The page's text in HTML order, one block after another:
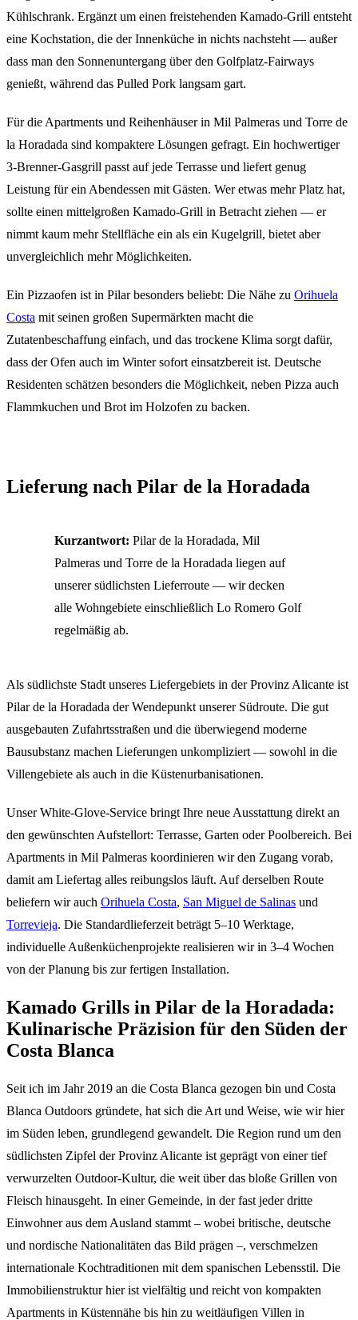
Kühlschrank. Ergänzt um einen freistehenden Kamado-Grill entsteht
eine Kochstation, die der Innenküche in nichts nachsteht — außer
dass man den Sonnenuntergang über den Golfplatz-Fairways
genießt, während das Pulled Pork langsam gart.
Für die Apartments und Reihenhäuser in Mil Palmeras und Torre de
la Horadada sind kompaktere Lösungen gefragt. Ein hochwertiger
3-Brenner-Gasgrill passt auf jede Terrasse und liefert genug
Leistung für ein Abendessen mit Gästen. Wer etwas mehr Platz hat,
sollte einen mittelgroßen Kamado-Grill in Betracht ziehen — er
nimmt kaum mehr Stellfläche ein als ein Kugelgrill, bietet aber
unvergleichlich mehr Möglichkeiten.
Ein Pizzaofen ist in Pilar besonders beliebt: Die Nähe zu Orihuela
Costa mit seinen großen Supermärkten macht die
Zutatenbeschaffung einfach, und das trockene Klima sorgt dafür,
dass der Ofen auch im Winter sofort einsatzbereit ist. Deutsche
Residenten schätzen besonders die Möglichkeit, neben Pizza auch
Flammkuchen und Brot im Holzofen zu backen.
Lieferung nach Pilar de la Horadada
Kurzantwort: Pilar de la Horadada, Mil
Palmeras und Torre de la Horadada liegen auf
unserer südlichsten Lieferroute — wir decken
alle Wohngebiete einschließlich Lo Romero Golf
regelmäßig ab.
Als südlichste Stadt unseres Liefergebiets in der Provinz Alicante ist
Pilar de la Horadada der Wendepunkt unserer Südroute. Die gut
ausgebauten Zufahrtsstraßen und die überwiegend moderne
Bausubstanz machen Lieferungen unkompliziert — sowohl in die
Villengebiete als auch in die Küstenurbanisationen.
Unser White-Glove-Service bringt Ihre neue Ausstattung direkt an
den gewünschten Aufstellort: Terrasse, Garten oder Poolbereich. Bei
Apartments in Mil Palmeras koordinieren wir den Zugang vorab,
damit am Liefertag alles reibungslos läuft. Auf derselben Route
beliefern wir auch Orihuela Costa, San Miguel de Salinas und
Torrevieja. Die Standardlieferzeit beträgt 5–10 Werktage,
individuelle Außenküchenprojekte realisieren wir in 3–4 Wochen
von der Planung bis zur fertigen Installation.
Kamado Grills in Pilar de la Horadada:
Kulinarische Präzision für den Süden der
Costa Blanca
Seit ich im Jahr 2019 an die Costa Blanca gezogen bin und Costa
Blanca Outdoors gründete, hat sich die Art und Weise, wie wir hier
im Süden leben, grundlegend gewandelt. Die Region rund um den
südlichsten Zipfel der Provinz Alicante ist geprägt von einer tief
verwurzelten Outdoor-Kultur, die weit über das bloße Grillen von
Fleisch hinausgeht. In einer Gemeinde, in der fast jeder dritte
Einwohner aus dem Ausland stammt – wobei britische, deutsche
und nordische Nationalitäten das Bild prägen –, verschmelzen
internationale Kochtraditionen mit dem spanischen Lebensstil. Die
Immobilienstruktur hier ist vielfältig und reicht von kompakten
Apartments in Küstennähe bis hin zu weitläufigen Villen in